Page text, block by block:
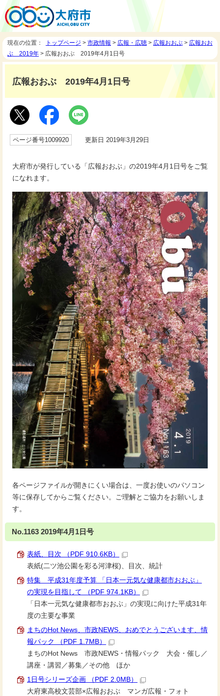
現在の位置： トップページ > 市政情報 > 広報・広聴 > 広報おおぶ > 広報おお
ぶ 2019年 > 広報おおぶ 2019年4月1日号
広報おおぶ 2019年4月1日号
ページ番号1009920 更新日 2019年3月29日
大府市が発行している「広報おおぶ」の2019年4月1日号をご覧
になれます。
各ページファイルが開きにくい場合は、一度お使いのパソコン
等に保存してからご覧ください。ご理解とご協力をお願いしま
す。
No.1163 2019年4月1日号
表紙、目次 （PDF 910.6KB）
表紙(二ツ池公園を彩る河津桜)、目次、統計
特集 平成31年度予算 「日本一元気な健康都市おおぶ」
の実現を目指して （PDF 974.1KB）
「日本一元気な健康都市おおぶ」の実現に向けた平成31年
度の主要な事業
まちのHot News、市政NEWS、おめでとうございます、情
報パック （PDF 1.7MB）
まちのHot News 市政NEWS・情報パック 大会・催し／
講座・講習／募集／その他 ほか
1日号シリーズ企画 （PDF 2.0MB）
大府東高校文芸部×広報おおぶ マンガ広報・フォト